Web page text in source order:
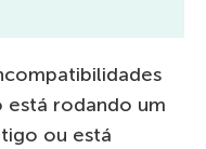
está rodando um
ou está